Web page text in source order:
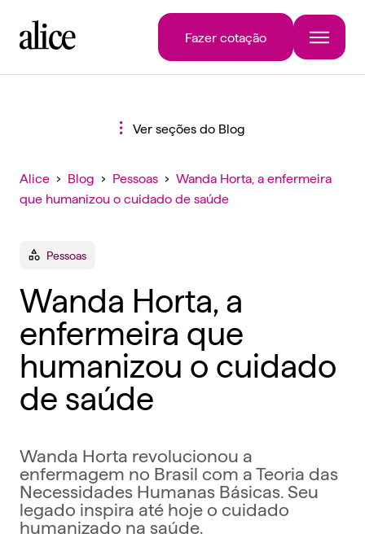
Fazer cotação
Ver seções do Blog
Alice › Blog › Pessoas › Wanda Horta, a enfermeira
que humanizou o cuidado de saúde
Pessoas
Wanda Horta, a
enfermeira que
humanizou o cuidado
de saúde
Wanda Horta revolucionou a
enfermagem no Brasil com a Teoria das
Necessidades Humanas Básicas. Seu
legado inspira até hoje o cuidado
humanizado na saúde.